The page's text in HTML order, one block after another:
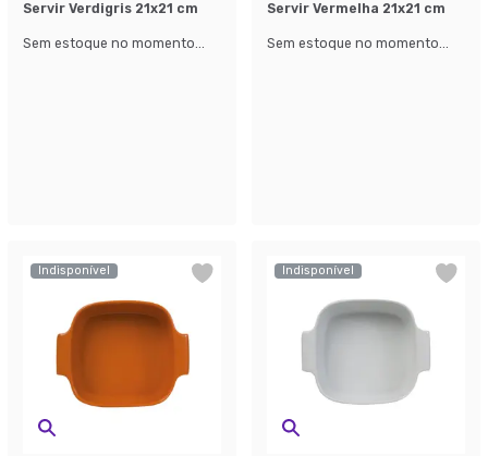
Servir Verdigris 21x21 cm
Sem estoque no momento...
Servir Vermelha 21x21 cm
Sem estoque no momento...
Indisponível Indisponível